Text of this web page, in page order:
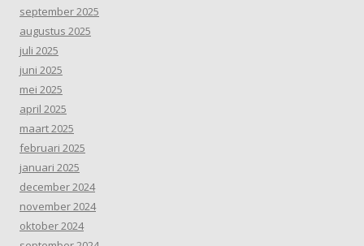
september 2025
augustus 2025
juli 2025
juni 2025
mei 2025
april 2025
maart 2025
februari 2025
januari 2025
december 2024
november 2024
oktober 2024